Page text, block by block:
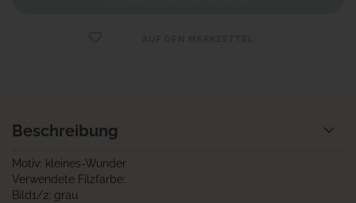
Beschreibung
Motiv: kleines-Wunder
Verwendete Filzfarbe:
Bild1/2: grau